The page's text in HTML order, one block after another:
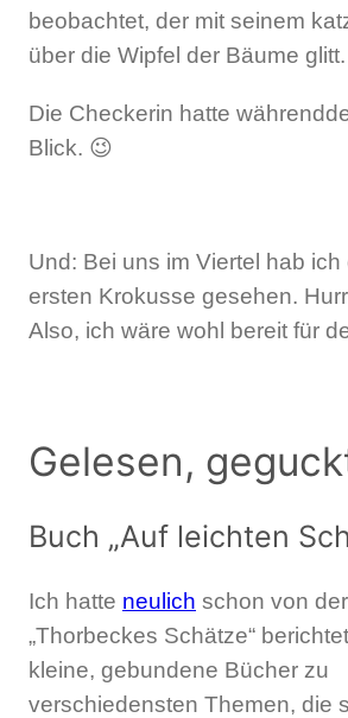
beobachtet, der mit seinem
über die Wipfel der Bäume glitt.
Die Checkerin hatte
Blick. 😉
Und: Bei uns im Viertel hab
ersten Krokusse gesehen.
Also, ich wäre wohl bereit für
Gelesen,
Buch „Auf leichten
Ich hatte neulich schon von
„Thorbeckes Schätze“
kleine, gebundene Bücher zu
verschiedensten Themen, die